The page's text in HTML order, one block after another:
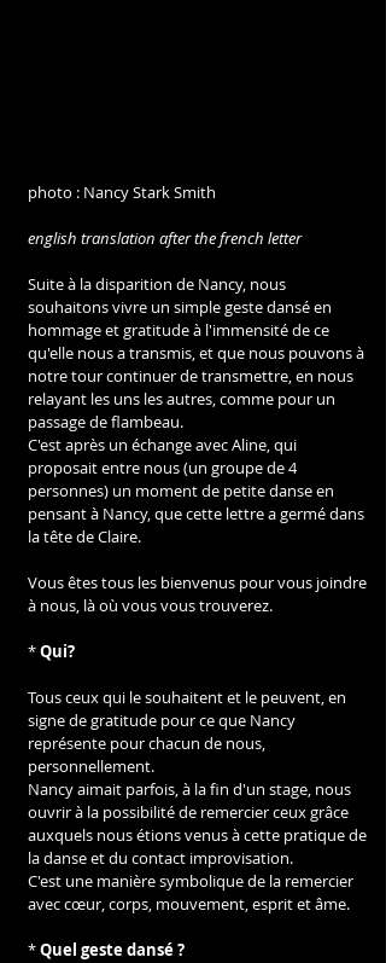
photo : Nancy Stark Smith
english translation after the french letter
Suite à la disparition de Nancy, nous
souhaitons vivre un simple geste dansé en
hommage et gratitude à l'immensité de ce
qu'elle nous a transmis, et que nous pouvons à
notre tour continuer de transmettre, en nous
relayant les uns les autres, comme pour un
passage de flambeau.
C'est après un échange avec Aline, qui
proposait entre nous (un groupe de 4
personnes) un moment de petite danse en
pensant à Nancy, que cette lettre a germé dans
la tête de Claire.
Vous êtes tous les bienvenus pour vous joindre
à nous, là où vous vous trouverez.
* Qui?
Tous ceux qui le souhaitent et le peuvent, en
signe de gratitude pour ce que Nancy
représente pour chacun de nous,
personnellement.
Nancy aimait parfois, à la fin d'un stage, nous
ouvrir à la possibilité de remercier ceux grâce
auxquels nous étions venus à cette pratique de
la danse et du contact improvisation.
C'est une manière symbolique de la remercier
avec cœur, corps, mouvement, esprit et âme.
* Quel geste dansé ?